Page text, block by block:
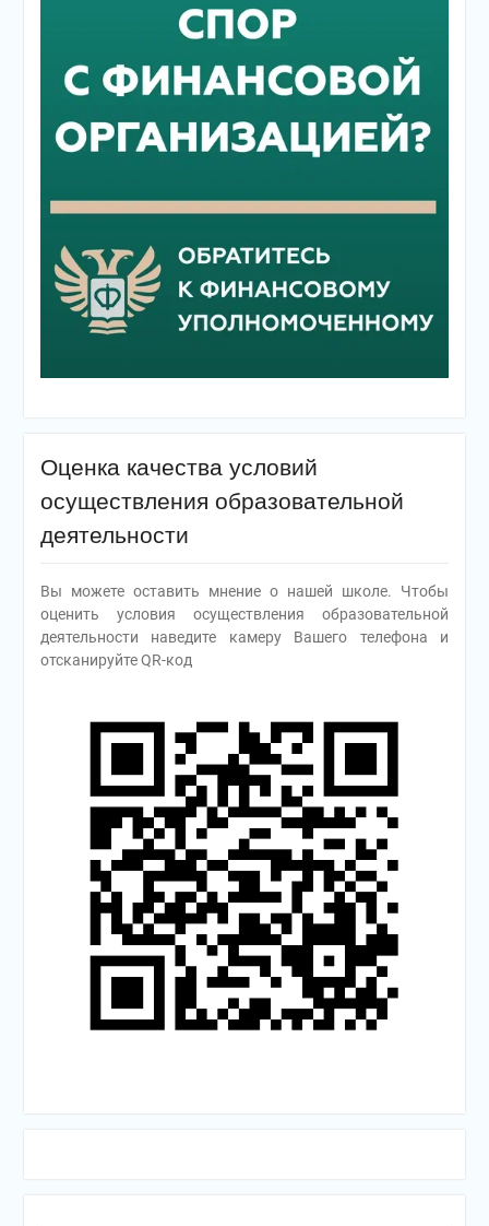
Оценка качества условий
осуществления образовательной
деятельности
Вы можете оставить мнение о нашей школе. Чтобы
оценить условия осуществления образовательной
деятельности наведите камеру Вашего телефона и
отсканируйте QR-код